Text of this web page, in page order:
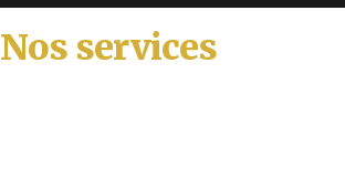
Nos services